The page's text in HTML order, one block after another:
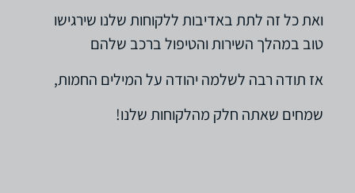
ואת כל זה לתת באדיבות ללקוחות שלנו שירגישו
טוב במהלך השירות והטיפול ברכב שלהם
אז תודה רבה לשלמה יהודה על המילים החמות,
שמחים שאתה חלק מהלקוחות שלנו!